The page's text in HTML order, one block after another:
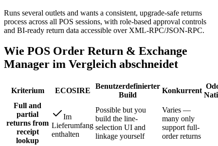
Runs several outlets and wants a consistent, upgrade-safe returns
process across all POS sessions, with role-based approval controls
and BI-ready return data accessible over XML-RPC/JSON-RPC.
Wie POS Order Return & Exchange
Manager im Vergleich abschneidet
Kriterium ECOSIRE
Benutzerdefinierter
Build
Konkurrent
Full and
partial
returns from
receipt
lookup
Im
Lieferumfang
enthalten
Possible but you
build the line-
selection UI and
linkage yourself
Varies —
many only
support full-
order returns